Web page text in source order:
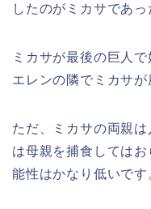
したのがミカサであっ
ミカサが最後の巨人
エレンの隣でミカサが
ただ、ミカサの両親
は母親を捕食しては
能性はかなり低いです